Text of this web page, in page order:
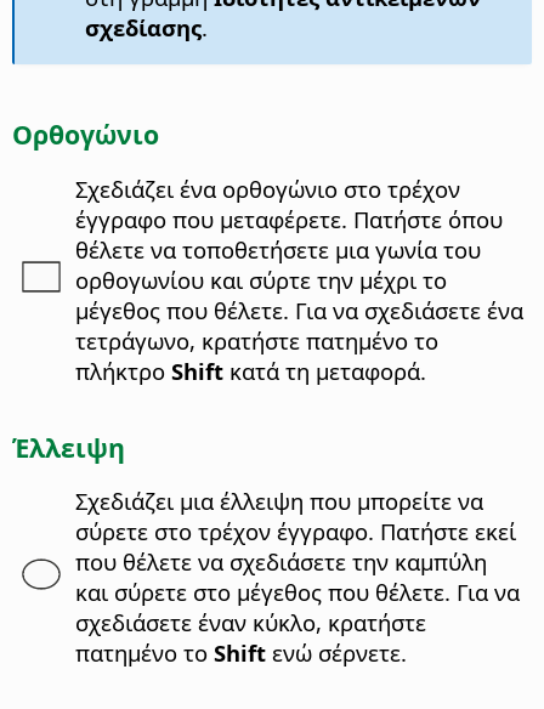
σχεδίασης.
Ορθογώνιο
Σχεδιάζει ένα ορθογώνιο στο τρέχον
έγγραφο που μεταφέρετε. Πατήστε όπου
θέλετε να τοποθετήσετε μια γωνία του
ορθογωνίου και σύρτε την μέχρι το
μέγεθος που θέλετε. Για να σχεδιάσετε ένα
τετράγωνο, κρατήστε πατημένο το
πλήκτροShift κατά τη μεταφορά.
Έλλειψη
Σχεδιάζει μια έλλειψη που μπορείτε να
σύρετε στο τρέχον έγγραφο. Πατήστε εκεί
που θέλετε να σχεδιάσετε την καμπύλη
και σύρετε στο μέγεθος που θέλετε. Για να
σχεδιάσετε έναν κύκλο, κρατήστε
πατημένο τοShift ενώ σέρνετε.